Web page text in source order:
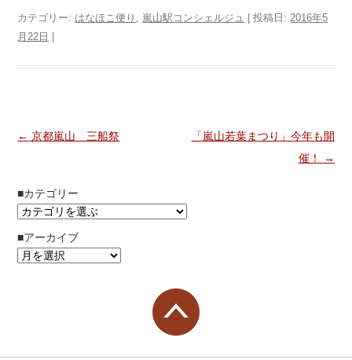
カテゴリー: はなほこ便り 嵐山駅コンシェルジュ | 投稿日: 2016年5
月22日 |
投稿ナビゲーション
← 京都嵐山 三船祭
「嵐山若葉まつり」今年も開
催！
→
■カテゴリー
■アーカイブ